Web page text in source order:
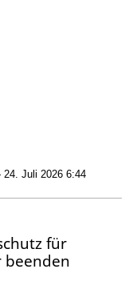
Juli 2026 6:44
für
beenden